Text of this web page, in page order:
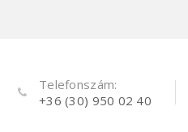
Telefonszám:
+36 (30) 950 02 40